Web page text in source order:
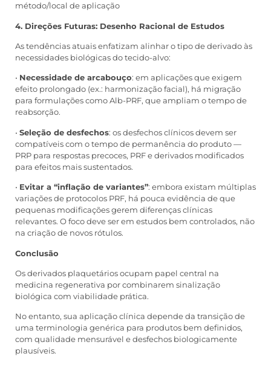
método/local de aplicação
4. Direções Futuras: Desenho Racional de Estudos
As tendências atuais enfatizam alinhar o tipo de derivado às
necessidades biológicas do tecido-alvo:
• Necessidade de arcabouço: em aplicações que exigem
efeito prolongado (ex.: harmonização facial), há migração
para formulações como Alb-PRF, que ampliam o tempo de
reabsorção.
• Seleção de desfechos: os desfechos clínicos devem ser
compatíveis com o tempo de permanência do produto —
PRP para respostas precoces, PRF e derivados modificados
para efeitos mais sustentados.
• Evitar a “inflação de variantes”: embora existam múltiplas
variações de protocolos PRF, há pouca evidência de que
pequenas modificações gerem diferenças clínicas
relevantes. O foco deve ser em estudos bem controlados, não
na criação de novos rótulos.
Conclusão
Os derivados plaquetários ocupam papel central na
medicina regenerativa por combinarem sinalização
biológica com viabilidade prática.
No entanto, sua aplicação clínica depende da transição de
uma terminologia genérica para produtos bem definidos,
com qualidade mensurável e desfechos biologicamente
plausíveis.